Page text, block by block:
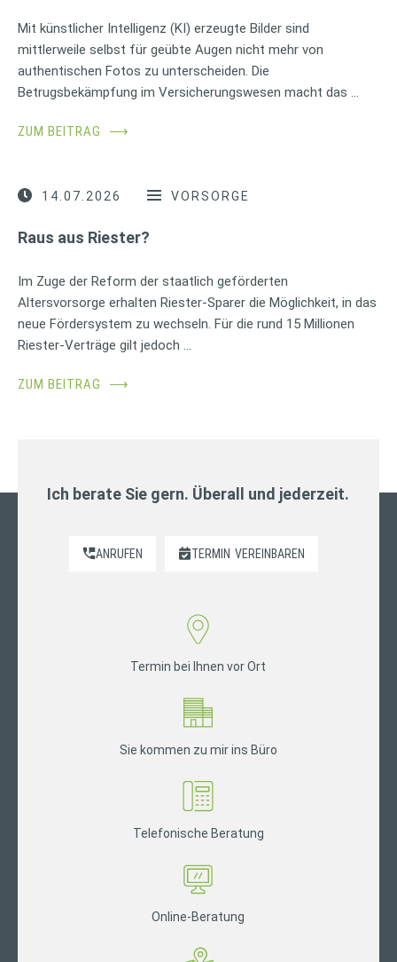
Mit künstlicher Intelligenz (KI) erzeugte Bilder sind
mittlerweile selbst für geübte Augen nicht mehr von
authentischen Fotos zu unterscheiden. Die
Betrugsbekämpfung im Versicherungswesen macht das …
ZUM BEITRAG ⟶
14.07.2026 VORSORGE
Raus aus Riester?
Im Zuge der Reform der staatlich geförderten
Altersvorsorge erhalten Riester-Sparer die Möglichkeit, in das
neue Fördersystem zu wechseln. Für die rund 15 Millionen
Riester-Verträge gilt jedoch …
ZUM BEITRAG ⟶
Ich berate Sie gern. Überall und jederzeit.
ANRUFEN TERMIN VEREINBAREN
Termin bei Ihnen vor Ort
Sie kommen zu mir ins Büro
Telefonische Beratung
Online-Beratung